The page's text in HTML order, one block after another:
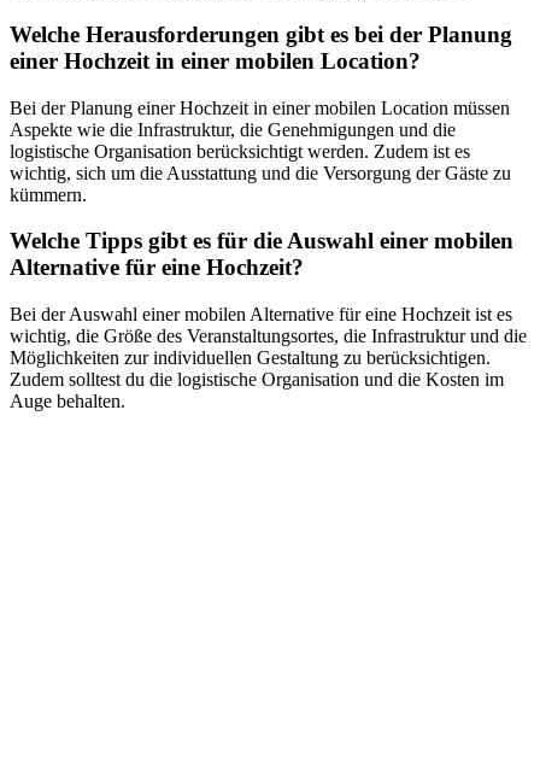
Welche Herausforderungen gibt es bei der Planung
einer Hochzeit in einer mobilen Location?
Bei der Planung einer Hochzeit in einer mobilen Location müssen
Aspekte wie die Infrastruktur, die Genehmigungen und die
logistische Organisation berücksichtigt werden. Zudem ist es
wichtig, sich um die Ausstattung und die Versorgung der Gäste zu
kümmern.
Welche Tipps gibt es für die Auswahl einer mobilen
Alternative für eine Hochzeit?
Bei der Auswahl einer mobilen Alternative für eine Hochzeit ist es
wichtig, die Größe des Veranstaltungsortes, die Infrastruktur und die
Möglichkeiten zur individuellen Gestaltung zu berücksichtigen.
Zudem solltest du die logistische Organisation und die Kosten im
Auge behalten.